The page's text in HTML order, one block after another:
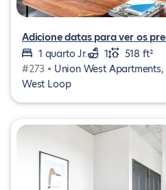
Adicione datas para ver os
1 quarto Jr.
1
518 ft²
#273 • Union West
West Loop